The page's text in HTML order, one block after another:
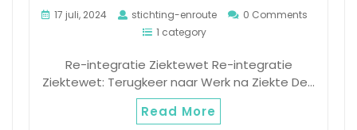
17 juli, 2024 stichting-enroute
0 Comments
1 category
Re-integratie Ziektewet Re-integratie
Ziektewet: Terugkeer naar Werk na Ziekte De…
Read More